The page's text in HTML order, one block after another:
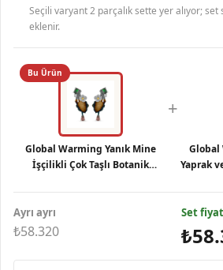
Seçili varyant 2 parçalık sette yer alıyor;
eklenir.
Bu Ürün
Global Warming Yanık Mine
İşçilikli Çok Taşlı Botanik
+
Yaprak
Ayrı ayrı
₺58.320
Set